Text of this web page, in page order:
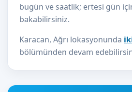
bugün ve saatlik; ertesi gün
bakabilirsiniz.
Karacan, Ağrı lokasyonunda
bölümünden devam